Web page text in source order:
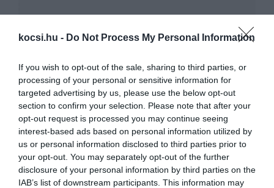
kocsi.hu - Do Not Process My Personal Information
If you wish to opt-out of the sale, sharing to third parties, or
processing of your personal or sensitive information for
targeted advertising by us, please use the below opt-out
section to confirm your selection. Please note that after your
opt-out request is processed you may continue seeing
interest-based ads based on personal information utilized by
us or personal information disclosed to third parties prior to
your opt-out. You may separately opt-out of the further
disclosure of your personal information by third parties on the
IAB’s list of downstream participants. This information may
A Ferrari üdvözli az EU döntését, de nem
állnak le a…